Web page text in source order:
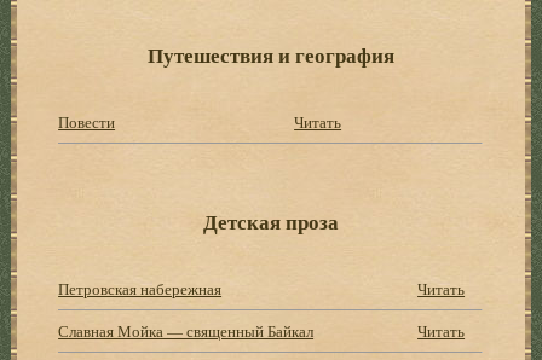
Путешествия и география
Повести Читать
Детская проза
Петровская набережная
Читать
Славная Мойка — священный Байкал
Читать